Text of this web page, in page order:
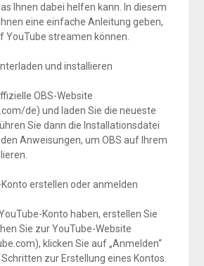
Ihnen dabei helfen kann. In diesem
eine einfache Anleitung geben,
YouTube streamen können.
und installieren
OBS-Website
de) und laden Sie die neueste
Sie dann die Installationsdatei
Anweisungen, um OBS auf Ihrem
erstellen oder anmelden
Konto haben, erstellen Sie
Sie zur YouTube-Website
klicken Sie auf „Anmelden“
zur Erstellung eines Kontos.